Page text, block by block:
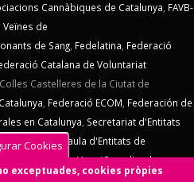
Cannàbiques de Catalunya, FAVB-
de
de Sang, Fedelatina, Federació
Catalana de Voluntariat
Castelleres de la Ciutat de
, Federació ECOM, Federación de
en Catalunya, Secretariat d'Entitats
Racisme, Taula d'Entitats de
de La Marina,Vern (Coordinadora
Xarxa d'Economia Solidària
Cookies
exceptuades, cookies pròpies